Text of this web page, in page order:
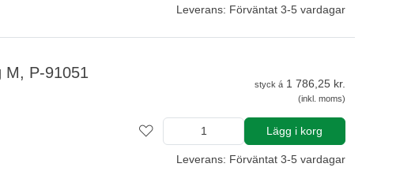
Leverans: Förväntat 3-5 vardagar
M, P-91051
styck á 1 786,25 kr.
(inkl. moms)
Lägg i korg
Leverans: Förväntat 3-5 vardagar